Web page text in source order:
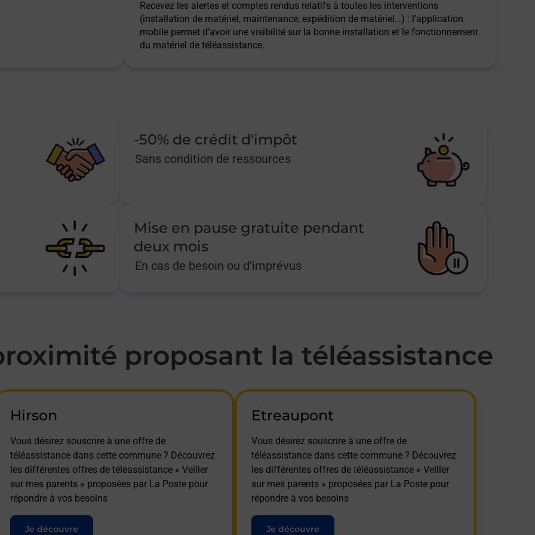
Recevez les alertes et comptes rendus relatifs à toutes les interventions
(installation de matériel, maintenance, expédition de matériel…) : l’application
mobile permet d’avoir une visibilité sur la bonne installation et le fonctionnement
du matériel de téléassistance.
-50% de crédit d'impôt
Sans condition de ressources
Mise en pause gratuite pendant
deux mois
En cas de besoin ou d’imprévus
proposant la téléassistance
Hirson
Vous désirez souscrire à une offre de
téléassistance dans cette commune ? Découvrez
les différentes offres de téléassistance « Veiller
sur mes parents » proposées par La Poste pour
répondre à vos besoins
Je découvre
Etreaupont
Vous désirez souscrire à une offre de
téléassistance dans cette commune ? Découvrez
les différentes offres de téléassistance « Veiller
sur mes parents » proposées par La Poste pour
répondre à vos besoins
Je découvre